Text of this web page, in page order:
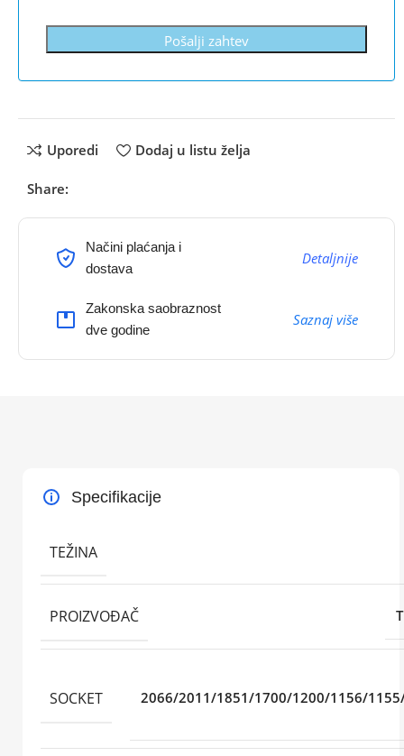
Pošalji zahtev
Uporedi Dodaj u listu želja
Share:
Načini plaćanja i
dostava
Detaljnije
Zakonska saobraznost
dve godine
Saznaj više
Specifikacije
TEŽINA
PROIZVOĐAČ
SOCKET 2066/2011/1851/1700/1200/1156/